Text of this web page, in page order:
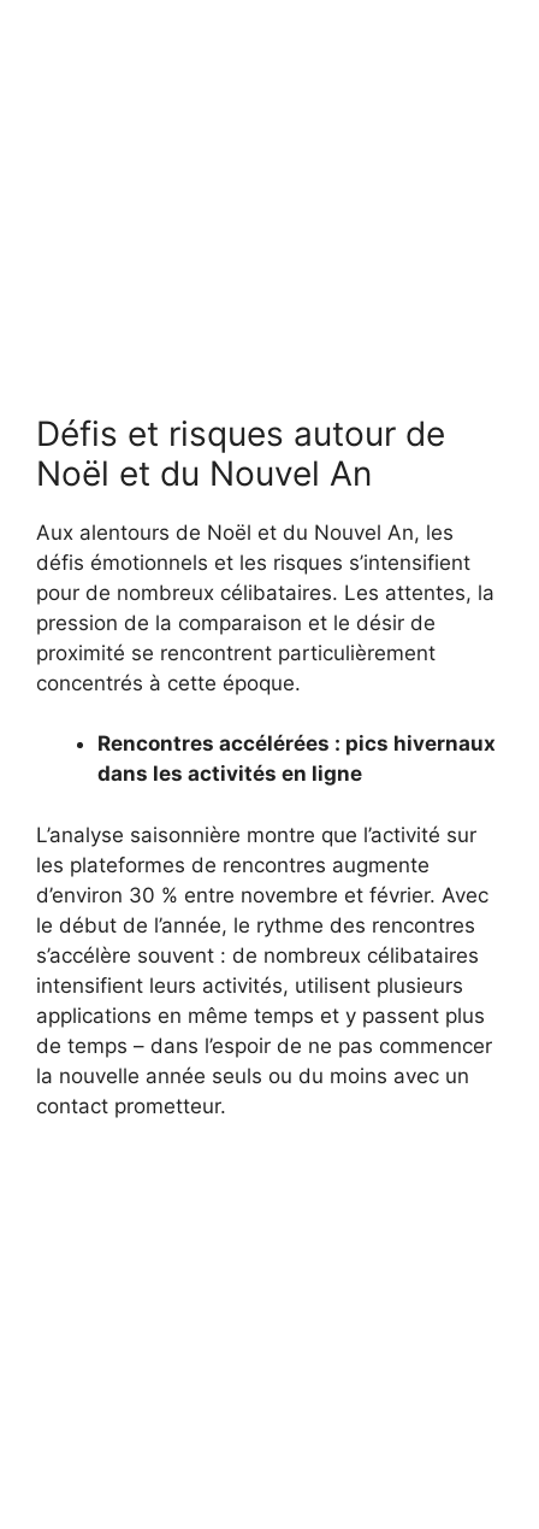
Défis et risques autour de
Noël et du Nouvel An
Aux alentours de Noël et du Nouvel An, les
défis émotionnels et les risques s’intensifient
pour de nombreux célibataires. Les attentes, la
pression de la comparaison et le désir de
proximité se rencontrent particulièrement
concentrés à cette époque.
Rencontres accélérées : pics hivernaux
dans les activités en ligne
L’analyse saisonnière montre que l’activité sur
les plateformes de rencontres augmente
d’environ 30 % entre novembre et février. Avec
le début de l’année, le rythme des rencontres
s’accélère souvent : de nombreux célibataires
intensifient leurs activités, utilisent plusieurs
applications en même temps et y passent plus
de temps – dans l’espoir de ne pas commencer
la nouvelle année seuls ou du moins avec un
contact prometteur.